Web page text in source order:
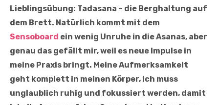
Lieblingsübung: Tadasana – die Berghaltung auf
dem Brett. Natürlich kommt mit dem
Sensoboard ein wenig Unruhe in die Asanas, aber
genau das gefällt mir, weil es neue Impulse in
meine Praxis bringt. Meine Aufmerksamkeit
geht komplett in meinen Körper, ich muss
unglaublich ruhig und fokussiert werden, damit